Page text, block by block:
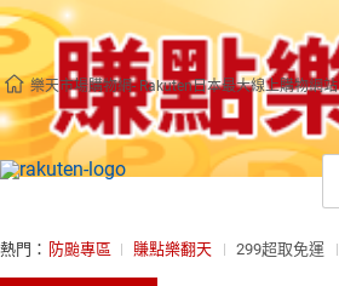
樂天市場購物網- Rakuten日本最大線上購物網站
熱門： 防颱專區 賺點樂翻天 299超取免運